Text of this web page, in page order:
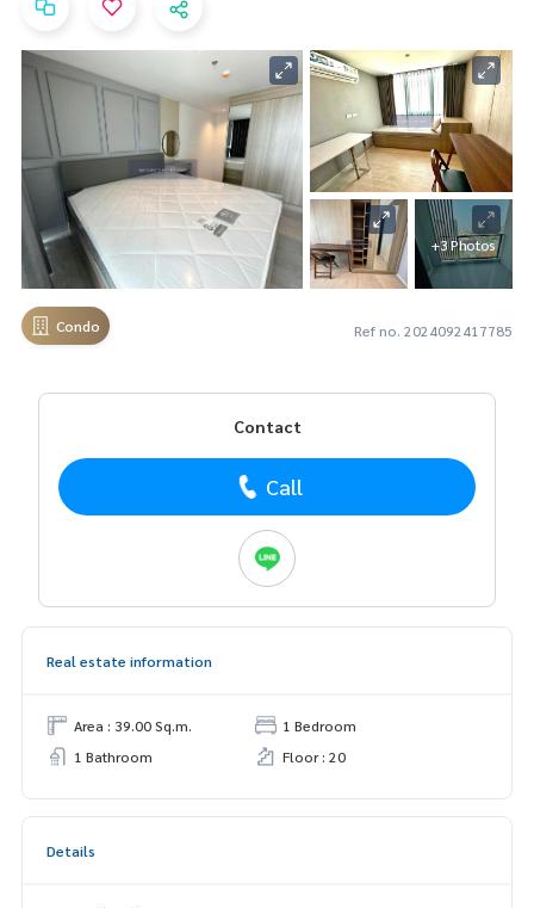
+3 Photos
Condo Ref no. 2024092417785
Contact
Call
Real estate information
Area : 39.00 Sq.m.
1 Bedroom
1 Bathroom
Floor : 20
Details